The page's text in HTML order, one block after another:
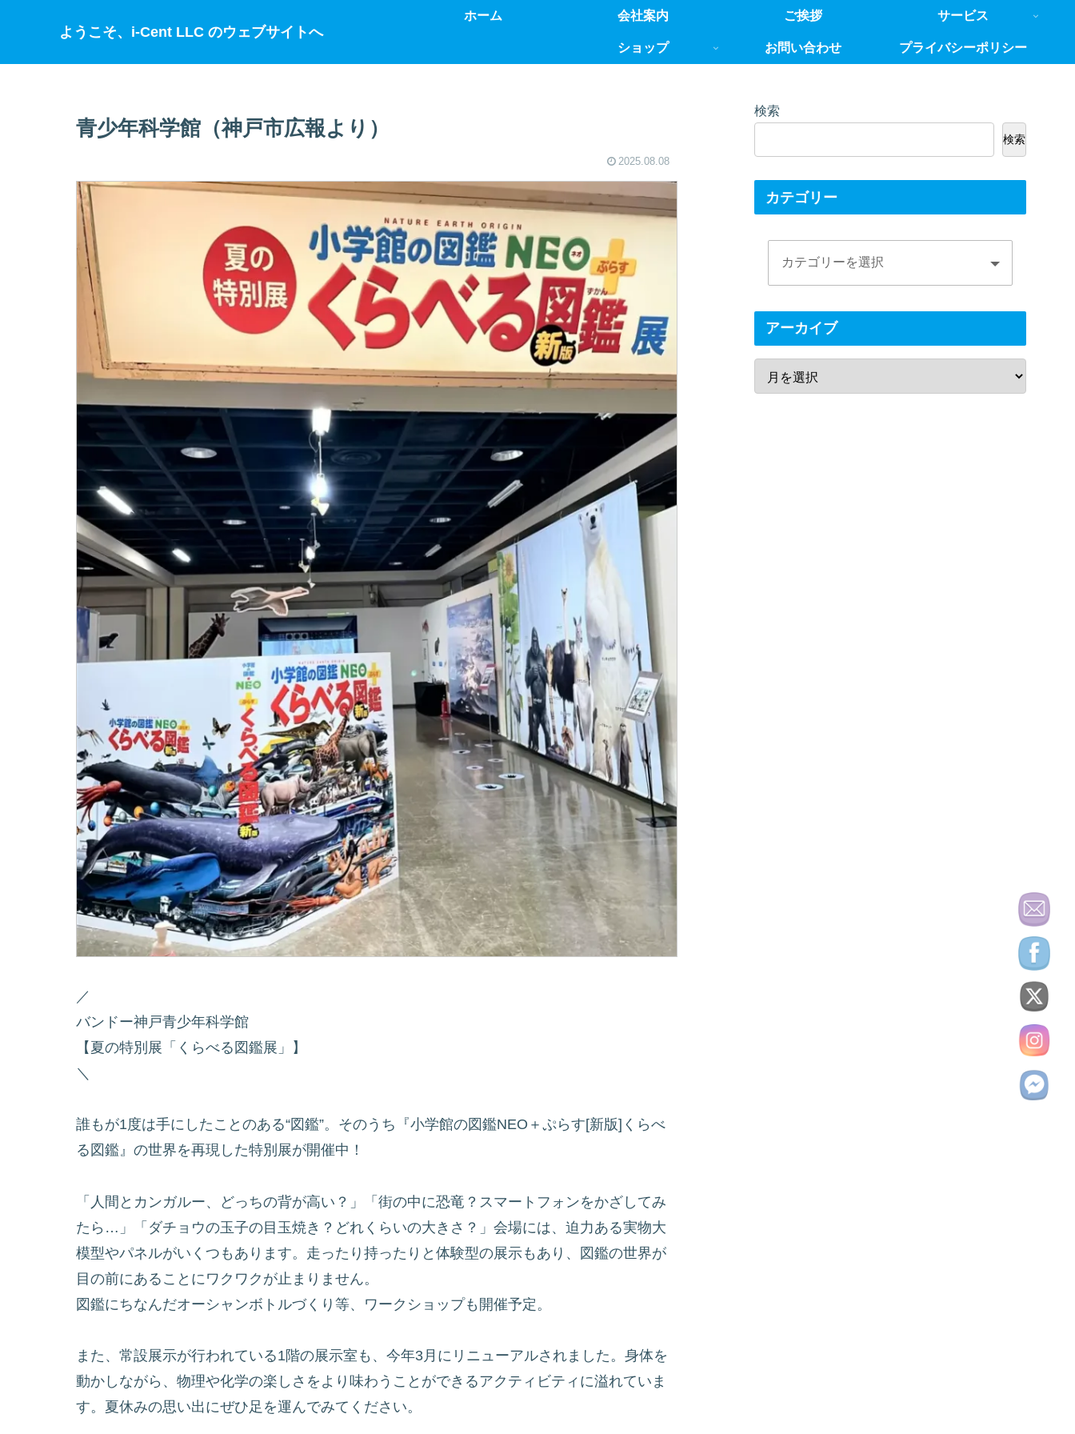
ようこそ、i-Cent LLC のウェブサイトへ
ホーム 会社案内 ご挨拶 サービス
ショップ お問い合わせ プライバシーポリシー
青少年科学館（神戸市広報より）
2025.08.08
／
バンドー神戸青少年科学館
【夏の特別展「くらべる図鑑展」】
＼
誰もが1度は手にしたことのある“図鑑”。そのうち『小学館の図鑑NEO＋ぷらす[新版]くらべ
る図鑑』の世界を再現した特別展が開催中！
「人間とカンガルー、どっちの背が高い？」「街の中に恐竜？スマートフォンをかざしてみ
たら…」「ダチョウの玉子の目玉焼き？どれくらいの大きさ？」会場には、迫力ある実物大
模型やパネルがいくつもあります。走ったり持ったりと体験型の展示もあり、図鑑の世界が
目の前にあることにワクワクが止まりません。
図鑑にちなんだオーシャンボトルづくり等、ワークショップも開催予定。
また、常設展示が行われている1階の展示室も、今年3月にリニューアルされました。身体を
動かしながら、物理や化学の楽しさをより味わうことができるアクティビティに溢れていま
す。夏休みの思い出にぜひ足を運んでみてください。
検索
検索
カテゴリー
アーカイブ